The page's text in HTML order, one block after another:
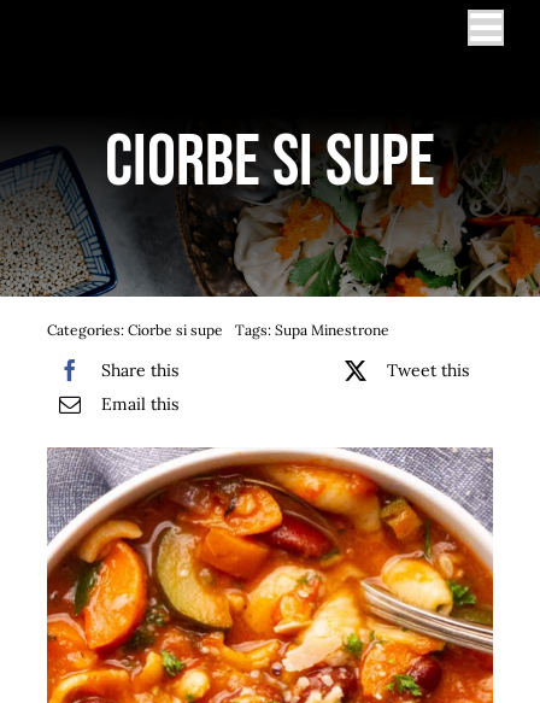
Servicii catering
Bufet suedez si Coffee Break
Sushi
Oferta
Cos
Ciorbe si supe
Categories: Ciorbe si supe Tags: Supa Minestrone
Share this
Tweet this
Email this